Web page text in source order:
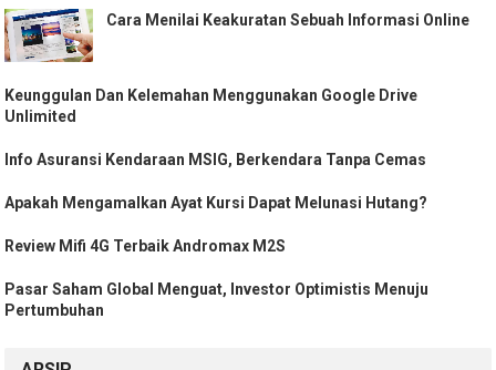
Cara Menilai Keakuratan Sebuah Informasi Online
Keunggulan Dan Kelemahan Menggunakan Google Drive
Unlimited
Info Asuransi Kendaraan MSIG, Berkendara Tanpa Cemas
Apakah Mengamalkan Ayat Kursi Dapat Melunasi Hutang?
Review Mifi 4G Terbaik Andromax M2S
Pasar Saham Global Menguat, Investor Optimistis Menuju
Pertumbuhan